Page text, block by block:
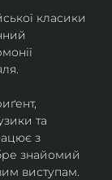
класики
та
з
знайомий
виступам.